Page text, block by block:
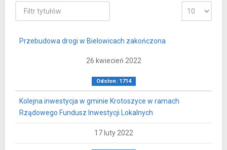
Przebudowa drogi w Bielowicach zakończona
26 kwiecień 2022
Odsłon: 1714
Kolejna inwestycja w gminie Krotoszyce w ramach
Rządowego Fundusz Inwestycji Lokalnych
17 luty 2022